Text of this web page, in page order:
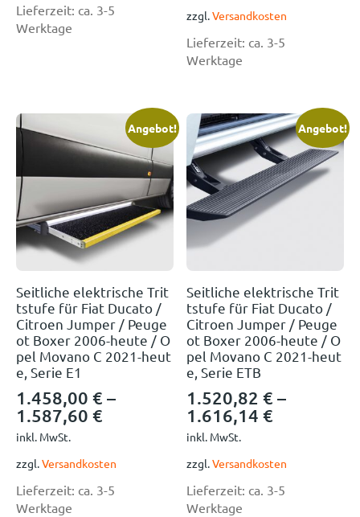
Lieferzeit: ca. 3-5
Werktage
zzgl.Versandkosten
Lieferzeit: ca. 3-5
Werktage
Angebot!
Seitliche elektrische Trit
tstufe für Fiat Ducato /
Citroen Jumper / Peuge
ot Boxer 2006-heute / O
pel Movano C 2021-heut
e, Serie E1
1.458,00 € –
1.587,60 €
inkl. MwSt.
zzgl.Versandkosten
Lieferzeit: ca. 3-5
Werktage
Angebot!
Seitliche elektrische Trit
tstufe für Fiat Ducato /
Citroen Jumper / Peuge
ot Boxer 2006-heute / O
pel Movano C 2021-heut
e, Serie ETB
1.520,82€ –
1.616,14€
inkl. MwSt.
zzgl.Versandkosten
Lieferzeit: ca. 3-5
Werktage